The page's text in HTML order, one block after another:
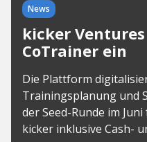
News
kicker
CoTrainer ein
Die Plattform
Trainingsplanung und
der Seed-Runde im
kicker inklusive Cash-